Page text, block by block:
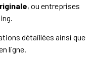
, ou entreprises
détaillées ainsi que
ligne.